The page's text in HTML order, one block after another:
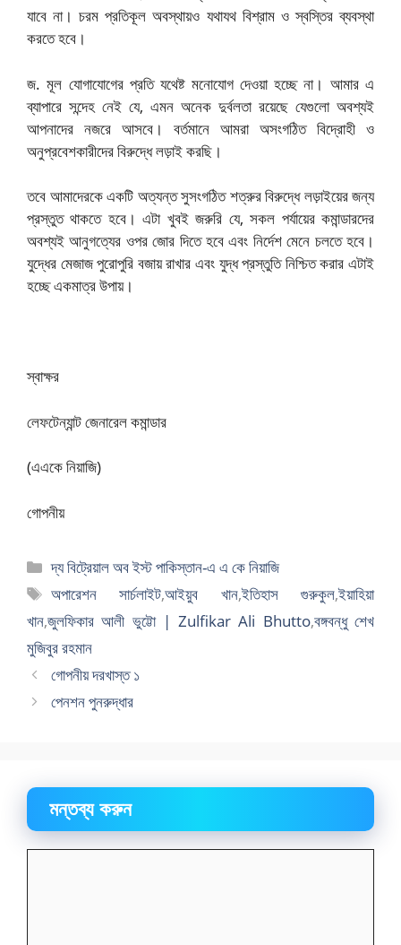
যাবে না। চরম প্রতিকূল অবস্থায়ও যথাযথ বিশ্রাম ও স্বস্তির ব্যবস্থা
করতে হবে।
জ. মূল যোগাযোগের প্রতি যথেষ্ট মনোযোগ দেওয়া হচ্ছে না। আমার এ
ব্যাপারে সন্দেহ নেই যে, এমন অনেক দুর্বলতা রয়েছে যেগুলো অবশ্যই
আপনাদের নজরে আসবে। বর্তমানে আমরা অসংগঠিত বিদ্রোহী ও
অনুপ্রবেশকারীদের বিরুদ্ধে লড়াই করছি।
তবে আমাদেরকে একটি অত্যন্ত সুসংগঠিত শত্রুর বিরুদ্ধে লড়াইয়ের জন্য
প্রস্তুত থাকতে হবে। এটা খুবই জরুরি যে, সকল পর্যায়ের কমান্ডারদের
অবশ্যই আনুগত্যের ওপর জোর দিতে হবে এবং নির্দেশ মেনে চলতে হবে।
যুদ্ধের মেজাজ পুরোপুরি বজায় রাখার এবং যুদ্ধ প্রস্তুতি নিশ্চিত করার এটাই
হচ্ছে একমাত্র উপায়।
স্বাক্ষর
লেফটেন্যান্ট জেনারেল কমান্ডার
(এএকে নিয়াজি)
গোপনীয়
বিভাগ
সমূহ
দ্য বিট্রেয়াল অব ইস্ট পাকিস্তান-এ এ কে নিয়াজি
ট্যাগ
সমূহ
অপারেশন সার্চলাইট,আইয়ুব খান,ইতিহাস গুরুকুল,ইয়াহিয়া
খান,জুলফিকার আলী ভুট্টো | Zulfikar Ali Bhutto,বঙ্গবন্ধু শেখ
মুজিবুর রহমান
গোপনীয় দরখাস্ত ১
পেনশন পুনরুদ্ধার
মন্তব্য করুন